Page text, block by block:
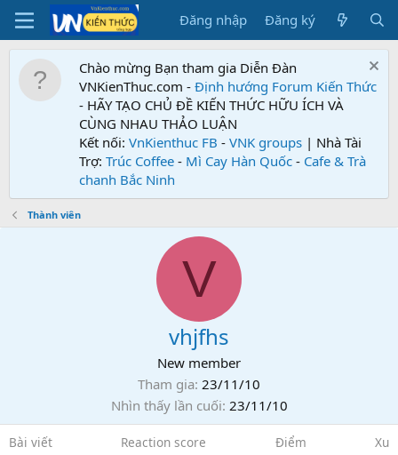
Đăng nhập Đăng ký
Chào mừng Bạn tham gia Diễn Đàn
VNKienThuc.com - Định hướng Forum Kiến Thức
- HÃY TẠO CHỦ ĐỀ KIẾN THỨC HỮU ÍCH VÀ
CÙNG NHAU THẢO LUẬN
Kết nối: VnKienthuc FB - VNK groups | Nhà Tài
Trợ: Trúc Coffee - Mì Cay Hàn Quốc - Cafe & Trà
chanh Bắc Ninh
Thành viên
V
vhjfhs
New member
Tham gia 23/11/10
Nhìn thấy lần cuối 23/11/10
Bài viết Reaction score Điểm Xu